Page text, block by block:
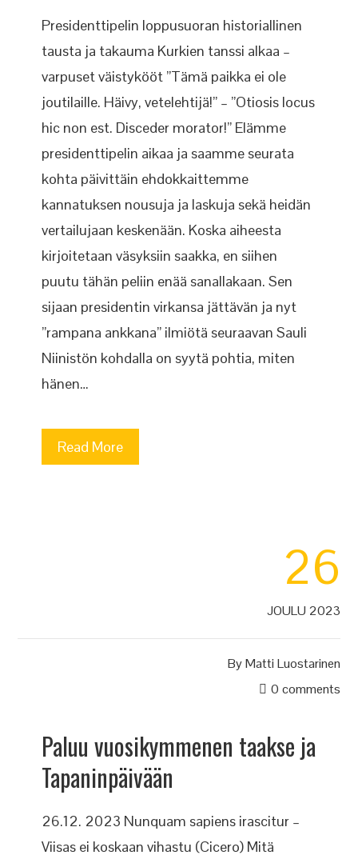
Presidenttipelin loppusuoran historiallinen
tausta ja takauma Kurkien tanssi alkaa –
varpuset väistykööt ”Tämä paikka ei ole
joutilaille. Häivy, vetelehtijä!” – ”Otiosis locus
hic non est. Disceder morator!” Elämme
presidenttipelin aikaa ja saamme seurata
kohta päivittäin ehdokkaittemme
kannatuksen nousuja ja laskuja sekä heidän
vertailujaan keskenään. Koska aiheesta
kirjoitetaan väsyksiin saakka, en siihen
puutu tähän peliin enää sanallakaan. Sen
sijaan presidentin virkansa jättävän ja nyt
”rampana ankkana” ilmiötä seuraavan Sauli
Niinistön kohdalla on syytä pohtia, miten
hänen…
Read More
26
JOULU 2023
ByMatti Luostarinen
0 comments
Paluu vuosikymmenen taakse ja
Tapaninpäivään
26.12. 2023 Nunquam sapiens irascitur –
Viisas ei koskaan vihastu (Cicero) Mitä